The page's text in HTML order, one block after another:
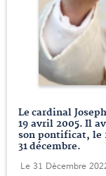
Le cardinal
19 avril 2005. Il
son pontificat, le
31 décembre.
Le 31 Décembre